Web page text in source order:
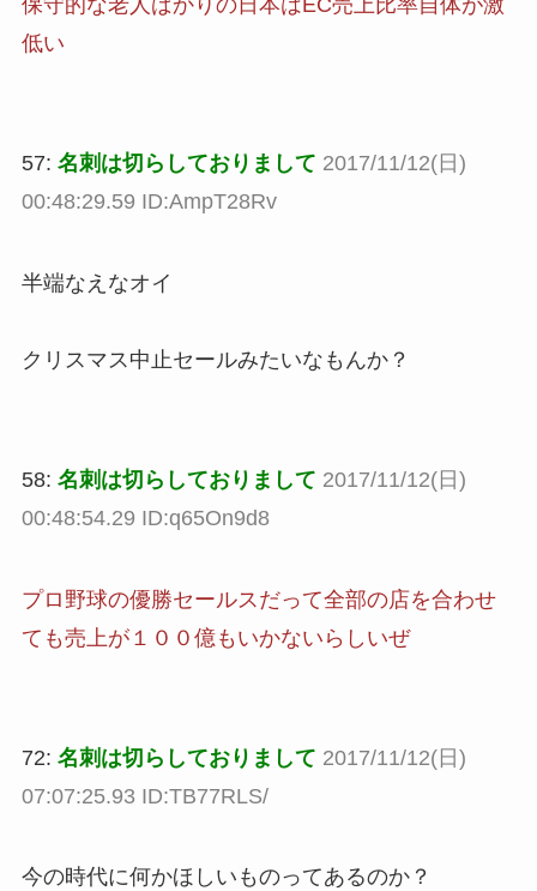
保守的な老人ばかりの日本はEC売上比率自体が激
低い
57: 名刺は切らしておりまして 2017/11/12(日)
00:48:29.59 ID:AmpT28Rv
半端なえなオイ
クリスマス中止セールみたいなもんか？
58: 名刺は切らしておりまして 2017/11/12(日)
00:48:54.29 ID:q65On9d8
プロ野球の優勝セールスだって全部の店を合わせ
ても売上が１００億もいかないらしいぜ
72: 名刺は切らしておりまして 2017/11/12(日)
07:07:25.93 ID:TB77RLS/
今の時代に何かほしいものってあるのか？